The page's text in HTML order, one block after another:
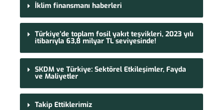
İklim finansmanı haberleri
Türkiye’de toplam fosil yakıt teşvikleri, 2023 yılı
itibarıyla 63,8 milyar TL seviyesinde!
SKDM ve Türkiye: Sektörel Etkileşimler, Fayda
ve Maliyetler
Takip Ettiklerimiz